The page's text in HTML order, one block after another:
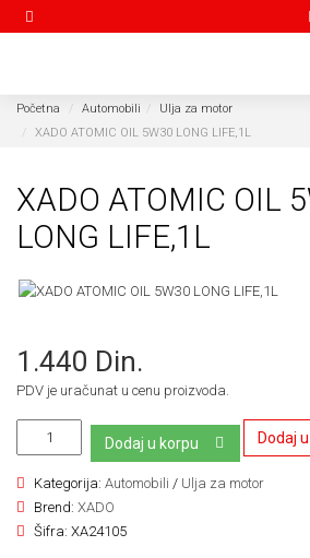
Početna Automobili
Ulja za motor
XADO ATOMIC OIL 5W30 LONG LIFE,1L
XADO ATOMIC OIL
LONG LIFE,1L
1.440 Din.
PDV je uračunat u cenu proizvoda.
Dodaj u korpu Dodaj
Kategorija: Automobili / Ulja za motor
Brend: XADO
Šifra: XA24105